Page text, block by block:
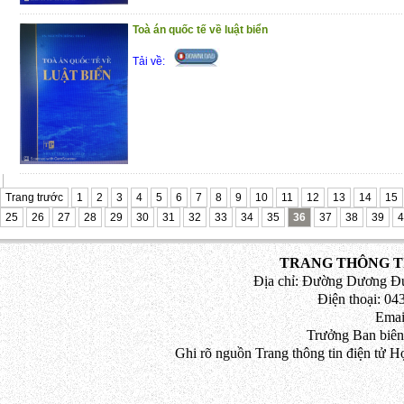
khác. Hy vọng cuốn sách sẽ có giá trị
Xin trân trọng giới thiệu cuốn sách đến
Toà án quốc tế về luật biển
Tải về:
Trang trước 1 2 3 4 5 6 7 8 9 10 11 12 13 14
15
25
26 27 28 29 30 31 32 33 34 35 36 37 38 39
TRANG THÔNG
Địa chỉ: Đường Dương
Điện thoại:
Trưởng Ban
Ghi rõ nguồn Trang thông tin điện tử